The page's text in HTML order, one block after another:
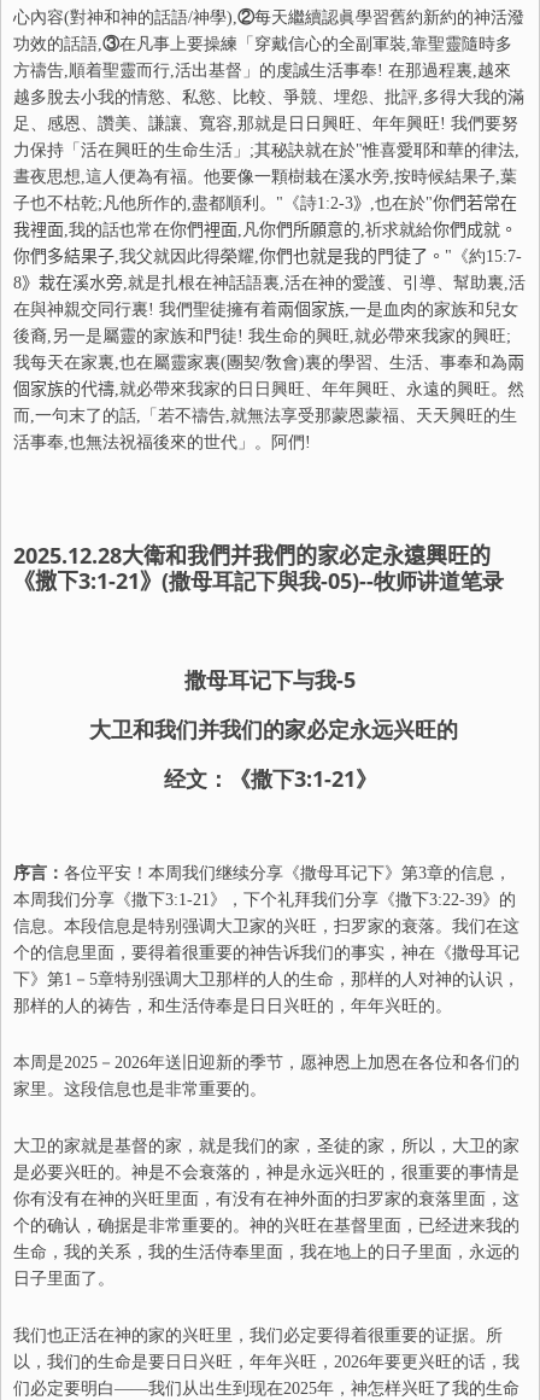
心內容(對神和神的話語/神學),②每天繼續認眞學習舊約新約的神活潑
功效的話語,③在凡事上要操練「穿戴信心的全副軍裝,靠聖靈隨時多
方禱告,順着聖靈而行,活出基督」的虔誠生活事奉! 在那過程裏,越來
越多脫去小我的情慾、私慾、比較、爭競、埋怨、批評,多得大我的滿
足、感恩、讚美、謙讓、 寬容,那就是日日興旺、年年興旺! 我們要努
力保持 「活在興旺的生命生活」;其秘訣就在於"惟喜愛耶和華的律法,
晝夜思想,這人便為有福。他要像一顆樹栽在溪水旁,按時候結果子,葉
子也不枯乾;凡他所作的,盡都順利。"《詩1:2-3》 ,也在於"你們若常在
我裡面,我的話也常在你們裡面,凡你們所願意的,祈求就給你們成就。
你們多結果子,我父就因此得榮耀,你們也就是我的門徒了。 "《約15:7-
8》栽在溪水旁,就是扎根在神話語裏,活在神的愛護、引導、幫助裏,活
在與神親交同行裏! 我們聖徒擁有着兩個家族,一是血肉的家族和兒女
後裔,另一是屬靈的家族和門徒! 我生命的興旺,就必帶來我家的興旺;
我每天在家裏,也在屬靈家裏(團契/敎會)裏的學習、生活、事奉和為兩
個家族的代禱,就必帶來我家的日日興旺、年年興旺、永遠的興旺。然
而,一句末了的話,「若不禱告,就無法享受那蒙恩蒙福、天天興旺的生
活事奉,也無法祝福後來的世代」。阿們!
2025.12.28大衛和我們并我們的家必定永遠興旺的
《撒下3:1-21》 (撒母耳記下與我-05)--牧师讲道笔录
撒母耳记下与我-5
大卫和我们并我们的家必定永远兴旺的
经文：《撒下3:1-21》
序言： 各位平安！本周我们继续分享《撒母耳记下》第3章的信息，
本周我们分享《撒下3:1-21》，下个礼拜我们分享《撒下3:22-39》的
信息。本段信息是特别强调大卫家的兴旺，扫罗家的衰落。我们在这
个的信息里面，要得着很重要的神告诉我们的事实，神在《撒母耳记
下》第1－5章特别强调大卫那样的人的生命，那样的人对神的认识，
那样的人的祷告，和生活侍奉是日日兴旺的，年年兴旺的。
本周是2025－2026年送旧迎新的季节，愿神恩上加恩在各位和各们的
家里。这段信息也是非常重要的。
大卫的家就是基督的家，就是我们的家，圣徒的家，所以，大卫的家
是必要兴旺的。神是不会衰落的，神是永远兴旺的，很重要的事情是
你有没有在神的兴旺里面，有没有在神外面的扫罗家的衰落里面，这
个的确认，确据是非常重要的。神的兴旺在基督里面，已经进来我的
生命，我的关系，我的生活侍奉里面，我在地上的日子里面，永远的
日子里面了。
我们也正活在神的家的兴旺里，我们必定要得着很重要的证据。所
以，我们的生命是要日日兴旺，年年兴旺，2026年要更兴旺的话，我
们必定要明白——我们从出生到现在2025年，神怎样兴旺了我的生命